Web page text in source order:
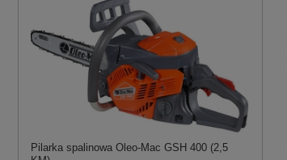
Pilarka spalinowa Oleo-Mac GSH 400 (2,5